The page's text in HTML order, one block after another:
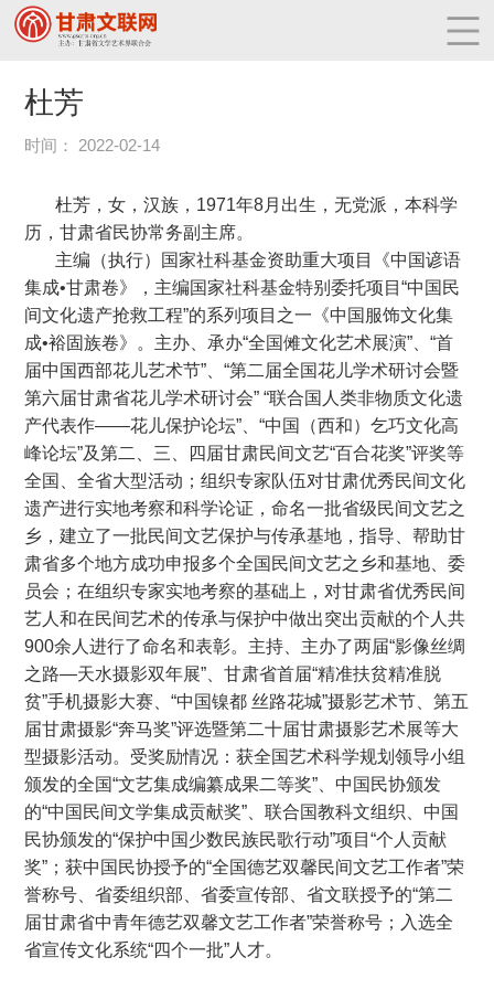
杜芳
时间： 2022-02-14
杜芳，女，汉族，1971年8月出生，无党派，本科学
历，甘肃省民协常务副主席。
主编（执行）国家社科基金资助重大项目《中国谚语
集成•甘肃卷》，主编国家社科基金特别委托项目“中国民
间文化遗产抢救工程”的系列项目之一《中国服饰文化集
成•裕固族卷》。主办、承办“全国傩文化艺术展演”、“首
届中国西部花儿艺术节”、“第二届全国花儿学术研讨会暨
第六届甘肃省花儿学术研讨会” “联合国人类非物质文化遗
产代表作——花儿保护论坛”、“中国（西和）乞巧文化高
峰论坛”及第二、三、四届甘肃民间文艺“百合花奖”评奖等
全国、全省大型活动；组织专家队伍对甘肃优秀民间文化
遗产进行实地考察和科学论证，命名一批省级民间文艺之
乡，建立了一批民间文艺保护与传承基地，指导、帮助甘
肃省多个地方成功申报多个全国民间文艺之乡和基地、委
员会；在组织专家实地考察的基础上，对甘肃省优秀民间
艺人和在民间艺术的传承与保护中做出突出贡献的个人共
900余人进行了命名和表彰。主持、主办了两届“影像丝绸
之路—天水摄影双年展”、甘肃省首届“精准扶贫精准脱
贫”手机摄影大赛、“中国镍都 丝路花城”摄影艺术节、第五
届甘肃摄影“奔马奖”评选暨第二十届甘肃摄影艺术展等大
型摄影活动。受奖励情况：获全国艺术科学规划领导小组
颁发的全国“文艺集成编纂成果二等奖”、中国民协颁发
的“中国民间文学集成贡献奖”、联合国教科文组织、中国
民协颁发的“保护中国少数民族民歌行动”项目“个人贡献
奖”；获中国民协授予的“全国德艺双馨民间文艺工作者”荣
誉称号、省委组织部、省委宣传部、省文联授予的“第二
届甘肃省中青年德艺双馨文艺工作者”荣誉称号；入选全
省宣传文化系统“四个一批”人才。